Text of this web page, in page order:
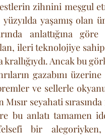
zihnini meşgul
yaşamış olan
anlattığına
ileri teknolojiye
Ancak bu
gazabını
ve sellerle
Mısır seyahati
bu anlatı tamamen
felsefi bir